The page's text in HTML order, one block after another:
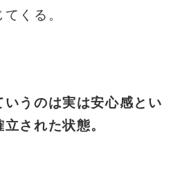
くる。
いうのは実は安心感とい
された状態。